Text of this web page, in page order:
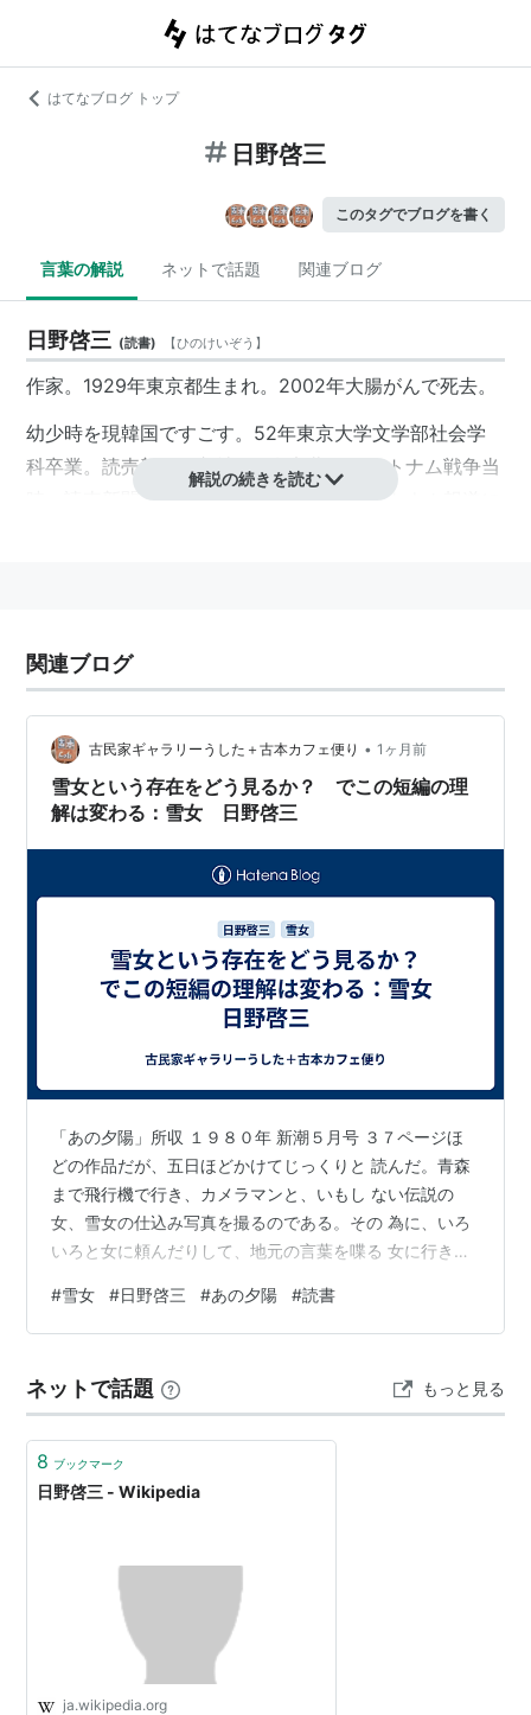
はてなブログ トップ
日野啓三
このタグでブログを書く
言葉の解説 ネットで話題 関連ブログ
日野啓三 (読書) 【ひのけいぞう 】
作家。1929年東京都生まれ。2002年大腸がんで死去。
幼少時を現韓国ですごす。52年東京大学文学部社会学
科卒業。読売新聞に入社し外報部勤務。ベトナム戦争当
時、読売新聞のサイゴン特派員として、ベトナム報道に
75年「あの夕陽」で芥川賞、82年「抱擁」で泉鏡花文
学賞、86年「夢の島」で芸術選奨文部大臣賞、「砂丘
が動くように」で谷崎潤一郎賞、92年「断崖の年」で
伊藤整文学賞、93年「台風の眼」で野間文芸賞、96年
「光」で読売文学賞を、それぞれ受賞。
関連
amazon:日野啓三
解説の続きを読む
関連ブログ
古民家ギャラリーうした＋古本カフェ便り • 1ヶ月前
雪女という存在をどう見るか？ でこの短編の理
解は変わる：雪女 日野啓三
「あの夕陽」所収 １９８０年 新潮５月号 ３７ページほ
どの作品だが、五日ほどかけてじっくりと 読んだ。青森
まで飛行機で行き、カメラマンと、いもし ない伝説の
女、雪女の仕込み写真を撮るのである。その 為に、いろ
いろと女に頼んだりして、地元の言葉を喋る 女に行き着
ものを抱けたのだった。よくは書けているが、 凡一な感
じは拭えない。「あの夕陽」のような深いところ まで行
年。鋭い感覚は、少し鈍り始めているようだ。ぼくは 圧
倒的に「あの夕陽」の方が優れていると感じた。 （読了
#雪女 #日野啓三 #あの夕陽 #読書
ネットで話題 もっと見る
8 ブックマーク
日野啓三 - Wikipedia
ja.wikipedia.org